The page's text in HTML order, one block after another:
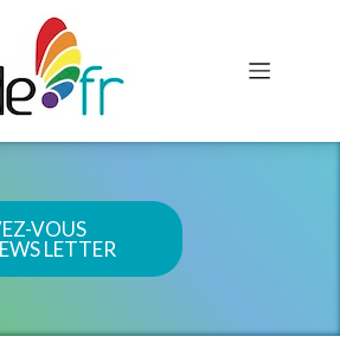
VOUS
LETTER